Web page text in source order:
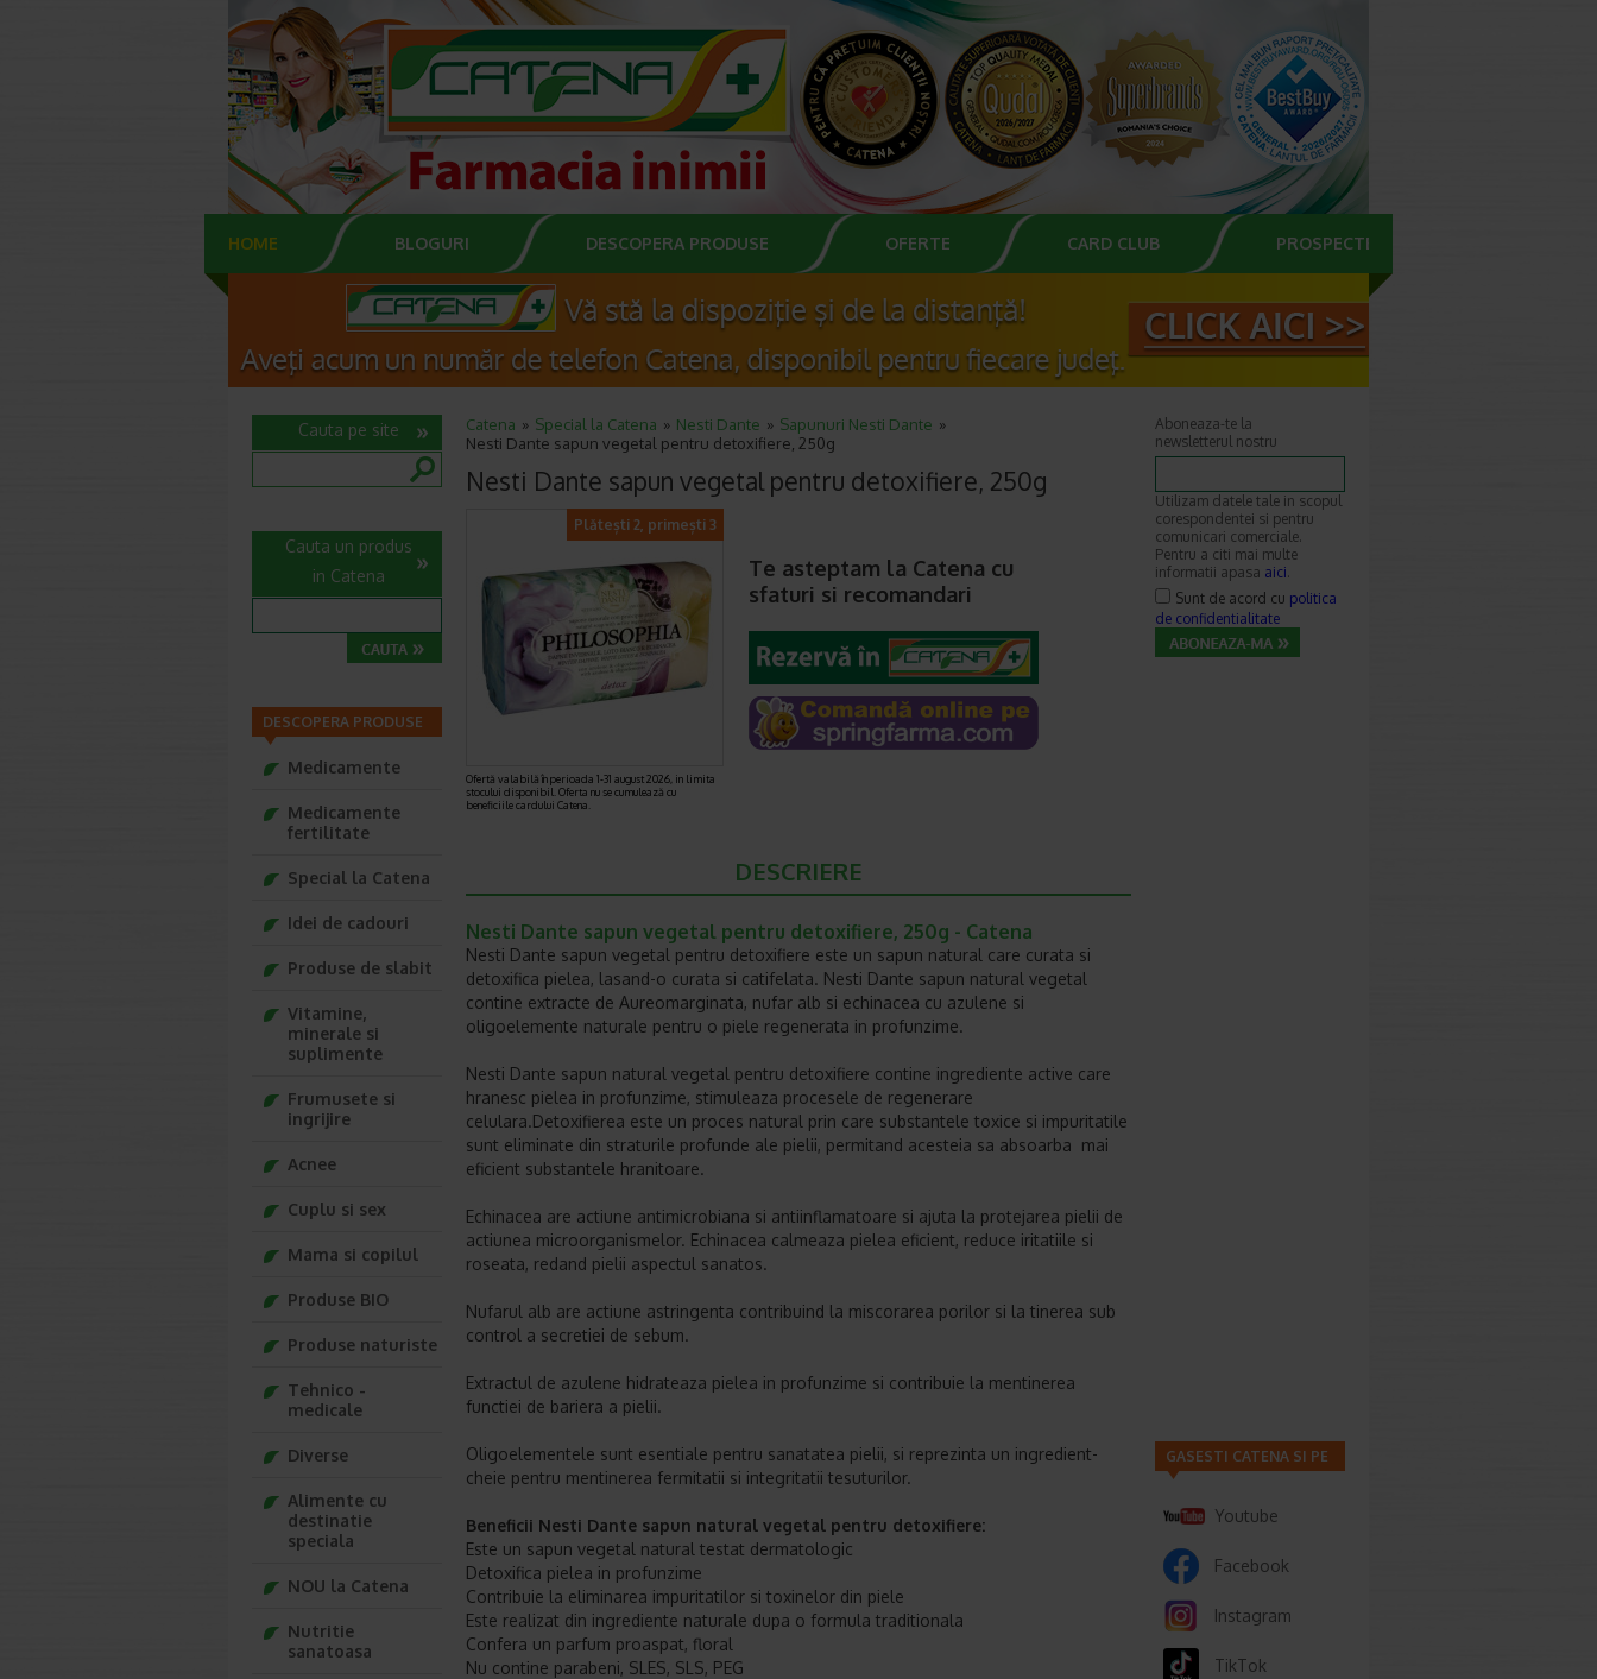
HOME BLOGURI DESCOPERA PRODUSE OFERTE CARD CLUB PROSPECTE
Catena Special la Catena Nesti Dante
Sapunuri Nesti Dante
Nesti Dante sapun vegetal pentru detoxifiere, 250g
Nesti Dante sapun vegetal pentru detoxifiere, 250g
Plătești 2, primești 3
Ofertă valabilă în perioada 1-31 august 2026, in limita
stocului disponibil. Oferta nu se cumulează cu
beneficiile cardului Catena.
Te asteptam la Catena cu
sfaturi si recomandari
DESCRIERE
Nesti Dante sapun vegetal pentru detoxifiere, 250g - Catena
Nesti Dante sapun vegetal pentru detoxifiere este un sapun natural care curata si
detoxifica pielea, lasand-o curata si catifelata. Nesti Dante sapun natural vegetal
contine extracte de Aureomarginata, nufar alb si echinacea cu azulene si
oligoelemente naturale pentru o piele regenerata in profunzime.
Nesti Dante sapun natural vegetal pentru detoxifiere contine ingrediente active care
hranesc pielea in profunzime, stimuleaza procesele de regenerare
celulara.Detoxifierea este un proces natural prin care substantele toxice si impuritatile
sunt eliminate din straturile profunde ale pielii, permitand acesteia sa absoarba mai
eficient substantele hranitoare.
Echinacea are actiune antimicrobiana si antiinflamatoare si ajuta la protejarea pielii de
actiunea microorganismelor. Echinacea calmeaza pielea eficient, reduce iritatiile si
roseata, redand pielii aspectul sanatos.
Nufarul alb are actiune astringenta contribuind la miscorarea porilor si la tinerea sub
control a secretiei de sebum.
Extractul de azulene hidrateaza pielea in profunzime si contribuie la mentinerea
functiei de bariera a pielii.
Oligoelementele sunt esentiale pentru sanatatea pielii, si reprezinta un ingredient-
cheie pentru mentinerea fermitatii si integritatii tesuturilor.
Beneficii Nesti Dante sapun natural vegetal pentru detoxifiere:
Este un sapun vegetal natural testat dermatologic
Detoxifica pielea in profunzime
Contribuie la eliminarea impuritatilor si toxinelor din piele
Este realizat din ingrediente naturale dupa o formula traditionala
Confera un parfum proaspat, floral
Nu contine parabeni, SLES, SLS, PEG
Cauta pe site
Cauta un produs
in Catena
DESCOPERA PRODUSE
Medicamente
Medicamente
fertilitate
Special la Catena
Idei de cadouri
Produse de slabit
Vitamine,
minerale si
suplimente
Frumusete si
ingrijire
Acnee
Cuplu si sex
Mama si copilul
Produse BIO
Produse naturiste
Tehnico -
medicale
Diverse
Alimente cu
destinatie
speciala
NOU la Catena
Nutritie
sanatoasa
Aboneaza-te la
newsletterul nostru
Utilizam datele tale in scopul
corespondentei si pentru
comunicari comerciale.
Pentru a citi mai multe
informatii apasa aici.
Sunt de acord cu politica
de confidentialitate
GASESTI CATENA SI PE
Youtube
Facebook
Instagram
TikTok